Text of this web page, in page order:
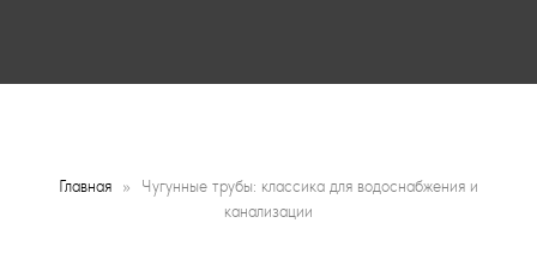
Главная
Чугунные трубы: классика для водоснабжения и
канализации